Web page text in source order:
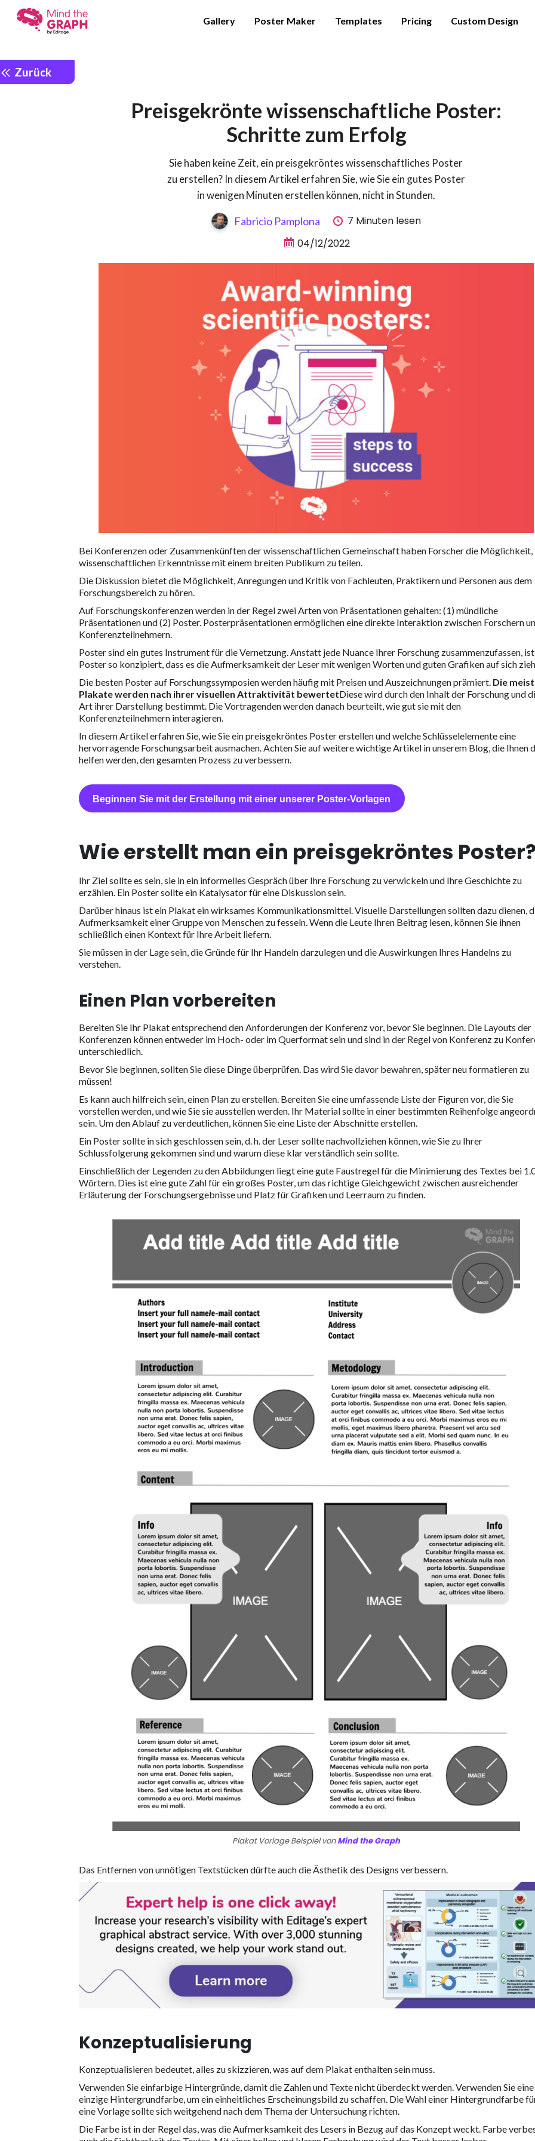
Gallery Poster Maker Templates Pricing Custom Design
Zurück
Preisgekrönte wissenschaftliche Poster:
Schritte zum Erfolg
Sie haben keine Zeit, ein preisgekröntes wissenschaftliches Poster
zu erstellen? In diesem Artikel erfahren Sie, wie Sie ein gutes Poster
in wenigen Minuten erstellen können, nicht in Stunden.
Fabricio Pamplona
7 Minuten lesen
04/12/2022
Bei Konferenzen oder Zusammenkünften der wissenschaftlichen Gemeinschaft haben Forscher die Möglichkeit,
wissenschaftlichen Erkenntnisse mit einem breiten Publikum zu teilen.
Die Diskussion bietet die Möglichkeit, Anregungen und Kritik von Fachleuten, Praktikern und Personen aus dem
Forschungsbereich zu hören.
Auf Forschungskonferenzen werden in der Regel zwei Arten von Präsentationen gehalten: (1) mündliche
Präsentationen und (2) Poster. Posterpräsentationen ermöglichen eine direkte Interaktion zwischen Forschern
Konferenzteilnehmern.
Poster sind ein gutes Instrument für die Vernetzung. Anstatt jede Nuance Ihrer Forschung zusammenzufassen,
Poster so konzipiert, dass es die Aufmerksamkeit der Leser mit wenigen Worten und guten Grafiken auf sich
Die besten Poster auf Forschungssymposien werden häufig mit Preisen und Auszeichnungen prämiert. Die
Plakate werden nach ihrer visuellen Attraktivität bewertetDiese wird durch den Inhalt der Forschung und
Art ihrer Darstellung bestimmt. Die Vortragenden werden danach beurteilt, wie gut sie mit den
Konferenzteilnehmern interagieren.
In diesem Artikel erfahren Sie, wie Sie ein preisgekröntes Poster erstellen und welche Schlüsselelemente eine
hervorragende Forschungsarbeit ausmachen. Achten Sie auf weitere wichtige Artikel in unserem Blog, die Ihnen
helfen werden, den gesamten Prozess zu verbessern.
Beginnen Sie mit der Erstellung mit einer unserer Poster-Vorlagen
Wie erstellt man ein preisgekröntes Poster?
Ihr Ziel sollte es sein, sie in ein informelles Gespräch über Ihre Forschung zu verwickeln und Ihre Geschichte zu
erzählen. Ein Poster sollte ein Katalysator für eine Diskussion sein.
Darüber hinaus ist ein Plakat ein wirksames Kommunikationsmittel. Visuelle Darstellungen sollten dazu dienen,
Aufmerksamkeit einer Gruppe von Menschen zu fesseln. Wenn die Leute Ihren Beitrag lesen, können Sie ihnen
schließlich einen Kontext für Ihre Arbeit liefern.
Sie müssen in der Lage sein, die Gründe für Ihr Handeln darzulegen und die Auswirkungen Ihres Handelns zu
verstehen.
Einen Plan vorbereiten
Bereiten Sie Ihr Plakat entsprechend den Anforderungen der Konferenz vor, bevor Sie beginnen. Die Layouts der
Konferenzen können entweder im Hoch- oder im Querformat sein und sind in der Regel von Konferenz zu
unterschiedlich.
Bevor Sie beginnen, sollten Sie diese Dinge überprüfen. Das wird Sie davor bewahren, später neu formatieren zu
müssen!
Es kann auch hilfreich sein, einen Plan zu erstellen. Bereiten Sie eine umfassende Liste der Figuren vor, die Sie
vorstellen werden, und wie Sie sie ausstellen werden. Ihr Material sollte in einer bestimmten Reihenfolge
sein. Um den Ablauf zu verdeutlichen, können Sie eine Liste der Abschnitte erstellen.
Ein Poster sollte in sich geschlossen sein, d. h. der Leser sollte nachvollziehen können, wie Sie zu Ihrer
Schlussfolgerung gekommen sind und warum diese klar verständlich sein sollte.
Einschließlich der Legenden zu den Abbildungen liegt eine gute Faustregel für die Minimierung des Textes bei
Wörtern. Dies ist eine gute Zahl für ein großes Poster, um das richtige Gleichgewicht zwischen ausreichender
Erläuterung der Forschungsergebnisse und Platz für Grafiken und Leerraum zu finden.
Plakat Vorlage Beispiel vonMind the Graph
Das Entfernen von unnötigen Textstücken dürfte auch die Ästhetik des Designs verbessern.
Konzeptualisierung
Konzeptualisieren bedeutet, alles zu skizzieren, was auf dem Plakat enthalten sein muss.
Verwenden Sie einfarbige Hintergründe, damit die Zahlen und Texte nicht überdeckt werden. Verwenden Sie eine
einzige Hintergrundfarbe, um ein einheitliches Erscheinungsbild zu schaffen. Die Wahl einer Hintergrundfarbe
eine Vorlage sollte sich weitgehend nach dem Thema der Untersuchung richten.
Die Farbe ist in der Regel das, was die Aufmerksamkeit des Lesers in Bezug auf das Konzept weckt. Farbe